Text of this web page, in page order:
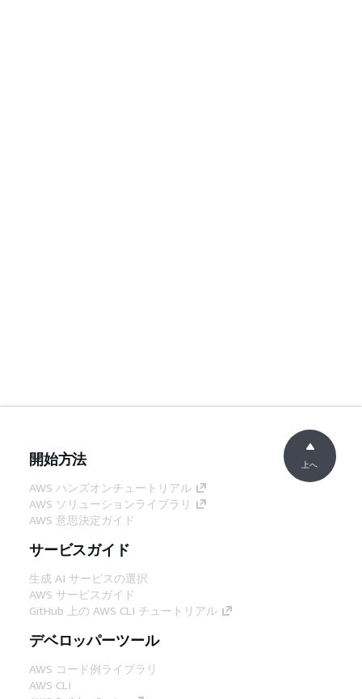
開始方法
AWS ハンズオンチュートリアル
AWS ソリューションライブラリ
AWS 意思決定ガイド
サービスガイド
生成 AI サービスの選択
AWS サービスガイド
GitHub 上の AWS CLI チュートリアル
デベロッパーツール
AWS コード例ライブラリ
AWS CLI
上へ